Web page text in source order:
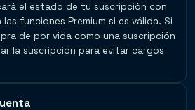
el estado de tu suscripción con
funciones Premium si es válida. Si
de por vida como una suscripción
la suscripción para evitar cargos